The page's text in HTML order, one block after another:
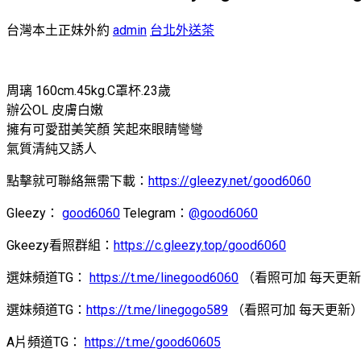
台灣本土正妹外約 admin 台北外送茶
周璃 160cm.45kg.C罩杯.23歲
辦公OL 皮膚白嫩
擁有可愛甜美笑顏 笑起來眼睛彎彎
氣質清純又誘人
點擊就可聯絡無需下載： https://gleezy.net/good6060
Gleezy： good6060 Telegram： @good6060
Gkeezy看照群組： https://c.gleezy.top/good6060
選妹頻道TG： https://t.me/linegood6060 （看照可加 每天更
選妹頻道TG： https://t.me/linegogo589 （看照可加 每天更新
A片頻道TG： https://t.me/good60605